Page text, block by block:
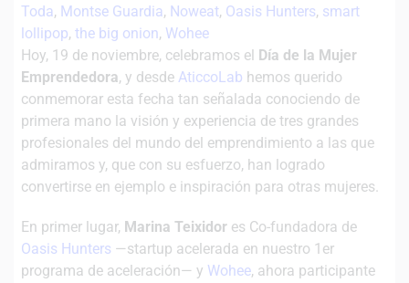
Toda, Montse Guardia, Noweat, Oasis Hunters, smart
lollipop, the big onion, Wohee
Hoy, 19 de noviembre, celebramos el Día de la Mujer
Emprendedora, y desde AticcoLab hemos querido
conmemorar esta fecha tan señalada conociendo de
primera mano la visión y experiencia de tres grandes
profesionales del mundo del emprendimiento a las que
admiramos y, que con su esfuerzo, han logrado
convertirse en ejemplo e inspiración para otras mujeres.
En primer lugar, Marina Teixidor es Co-fundadora de
Oasis Hunters —startup acelerada en nuestro 1er
programa de aceleración— y Wohee, ahora participante